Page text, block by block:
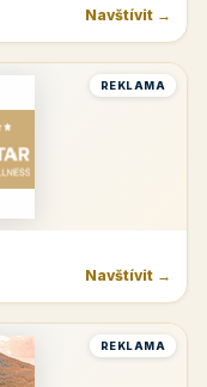
Navštívit →
REKLAMA
Navštívit →
REKLAMA